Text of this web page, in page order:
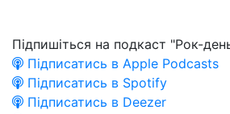
Підпишіться на подкаст "Рок-
Підписатись в Apple Podcasts
Підписатись в Spotify
Підписатись в Deezer